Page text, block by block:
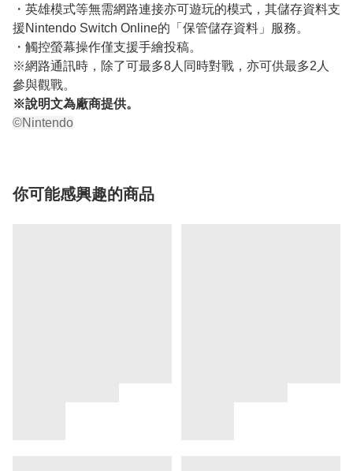
・英雄模式等無需網路連接亦可遊玩的模式，其儲存資料支
援Nintendo Switch Online的「保管儲存資料」服務。
・觸控螢幕操作僅支援手繪投稿。
※網路通訊時，除了可最多8人同時對戰，亦可供最多2人
參與觀戰。
※說明文為廠商提供。
©Nintendo
你可能感興趣的商品